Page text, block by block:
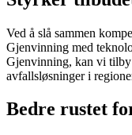
Ved å slå sammen
Gjenvinning med
Gjenvinning, kan vi tilby
avfallsløsninger i
Bedre rustet